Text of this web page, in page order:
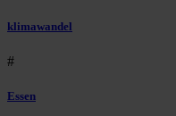
klimawandel
#
Essen